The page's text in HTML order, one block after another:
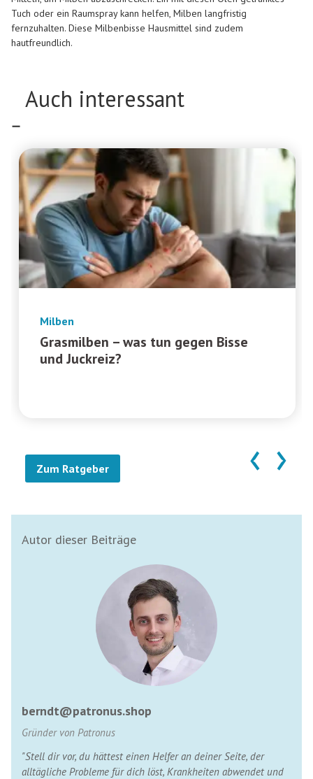
Tuch oder ein Raumspray kann helfen, Milben langfristig
fernzuhalten. Diese Milbenbisse Hausmittel sind zudem
hautfreundlich.
Auch interessant
Milben
Grasmilben – was tun gegen Bisse
und Juckreiz?
‹ ›
Zum Ratgeber
Autor dieser Beiträge
berndt@patronus.shop
Gründer von Patronus
"Stell dir vor, du hättest einen Helfer an deiner Seite, der
alltägliche Probleme für dich löst, Krankheiten abwendet und